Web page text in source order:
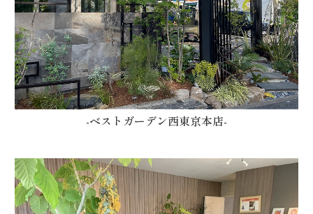
-ベストガーデン西東京本店-